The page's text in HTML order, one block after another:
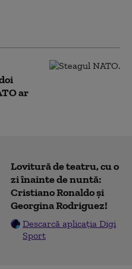
ar
Lovitură de teatru, cu o
zi înainte de nuntă:
Cristiano Ronaldo și
Georgina Rodriguez!
Descarcă aplicația Digi
Sport